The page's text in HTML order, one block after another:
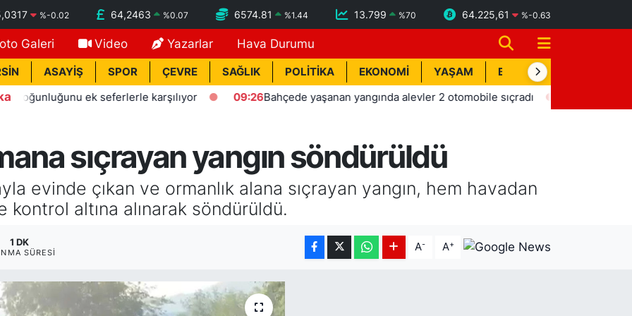
%-0.02 64,2463 %0.07 6574.81 %1.44 13.799 %70 64.225,61 %-0.63
Galeri Video Yazarlar Hava Durumu
ASAYİŞ SPOR ÇEVRE SAĞLIK POLİTİKA EKONOMİ YAŞAM BİK İLAN
ek seferlerle karşılıyor 09:26 Bahçede yaşanan yangında alevler 2 otomobile sıçradı 09:19
sıçrayan yangın söndürüldü
evinde çıkan ve ormanlık alana sıçrayan yangın, hem havadan
altına alınarak söndürüldü.
1 DK
SÜRESI A- A+